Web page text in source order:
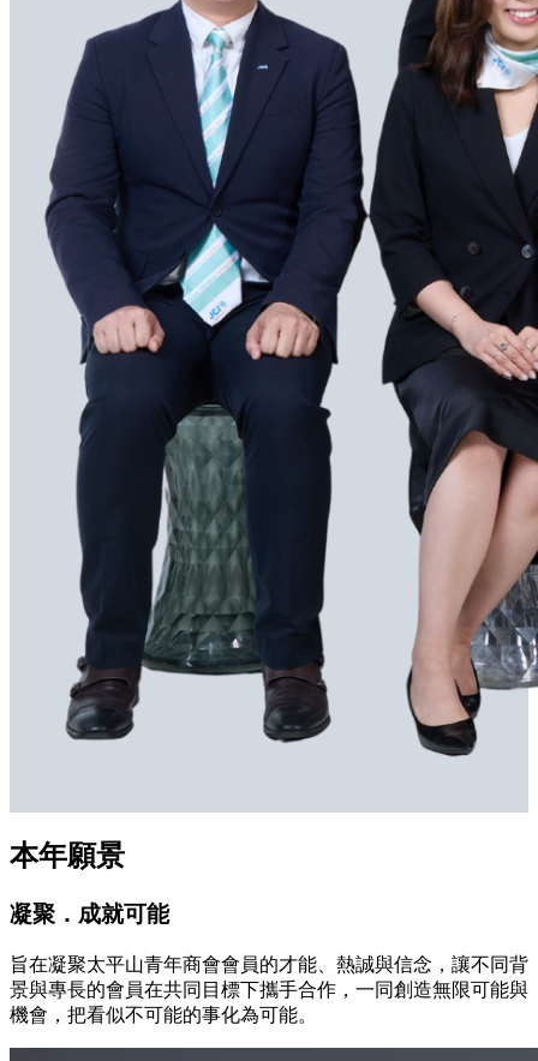
本年願景
凝聚．成就可能
旨在凝聚太平山青年商會會員的才能、熱誠與信念，讓不同背
景與專長的會員在共同目標下攜手合作，一同創造無限可能與
機會，把看似不可能的事化為可能。